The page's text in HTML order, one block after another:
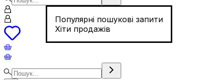
Популярні пошукові запити
Хіти продажів